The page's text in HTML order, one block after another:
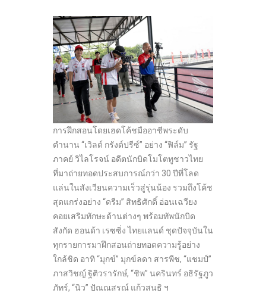
การฝึกสอนโดยเฮดโค้ชมืออาชีพระดับ
ตำนาน “เวิลด์ กรังด์ปรีซ์” อย่าง “ฟิล์ม” รัฐ
ภาคย์ วิไลโรจน์ อดีตนักบิดโมโตทูชาวไทย
ที่มาถ่ายทอดประสบการณ์กว่า 30 ปีที่โลด
แล่นในสังเวียนความเร็วสู่รุ่นน้อง รวมถึงโค้ช
สุดแกร่งอย่าง “ดรีม” สิทธิศักดิ์ อ่อนเฉวียง
คอยเสริมทักษะด้านต่างๆ พร้อมทัพนักบิด
สังกัด ฮอนด้า เรซซิ่ง ไทยแลนด์ ชุดปัจจุบันใน
ทุกรายการมาฝึกสอนถ่ายทอดความรู้อย่าง
ใกล้ชิด อาทิ “มุกข์” มุกข์ลดา สารพืช, “แชมป์”
ภาสวิชญ์ ฐิติวรารักษ์, “ชิพ” นครินทร์ อธิรัฐภูว
ภัทร์, “นิว” ปัณณสรณ์ แก้วสนธิ ฯ